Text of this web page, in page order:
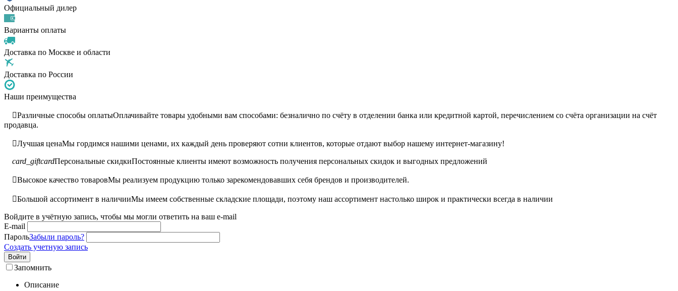
Официальный дилер
Варианты оплаты
Доставка по Москве и области
Доставка по России
Наши преимущества
Различные способы оплатыОплачивайте товары удобными вам способами: безналично по счёту в отделении банка или кредитной картой, перечислением со счёта организации на счёт
продавца.
Лучшая ценаМы гордимся нашими ценами, их каждый день проверяют сотни клиентов, которые отдают выбор нашему интернет-магазину!
card_giftcardПерсональные скидкиПостоянные клиенты имеют возможность получения персональных скидок и выгодных предложений
Высокое качество товаровМы реализуем продукцию только зарекомендовавших себя брендов и производителей.
Большой ассортимент в наличииМы имеем собственные складские площади, поэтому наш ассортимент настолько широк и практически всегда в наличии
Войдите в учётную запись, чтобы мы могли ответить на ваш e-mail
E-mail
ПарольЗабыли пароль?
Создать учетную запись
Войти
Запомнить
Описание